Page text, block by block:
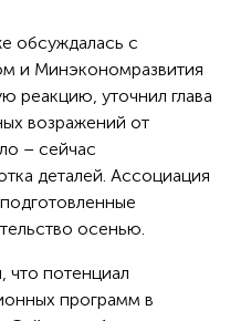
обсуждалась с
и Минэкономразвития
реакцию, уточнил глава
возражений от
– сейчас
деталей. Ассоциация
осенью.
потенциал
программ в